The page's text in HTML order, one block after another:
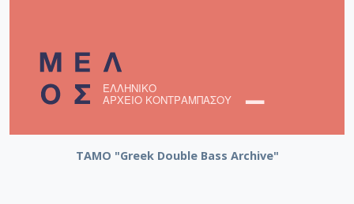
ΤΑΜΟ "Greek Double Bass Archive"